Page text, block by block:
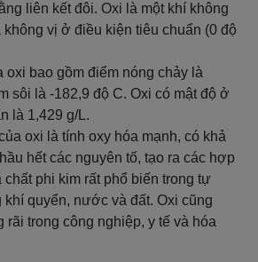
liên kết đôi. Oxi là một khí không
không vị ở điều kiện tiêu chuẩn (0 độ
oxi bao gồm điểm nóng chảy là
sôi là -182,9 độ C. Oxi có mật độ ở
là 1,429 g/L.
oxi là tính oxy hóa mạnh, có khả
hết các nguyên tố, tạo ra các hợp
chất phi kim rất phổ biến trong tự
khí quyển, nước và đất. Oxi cũng
trong công nghiệp, y tế và hóa